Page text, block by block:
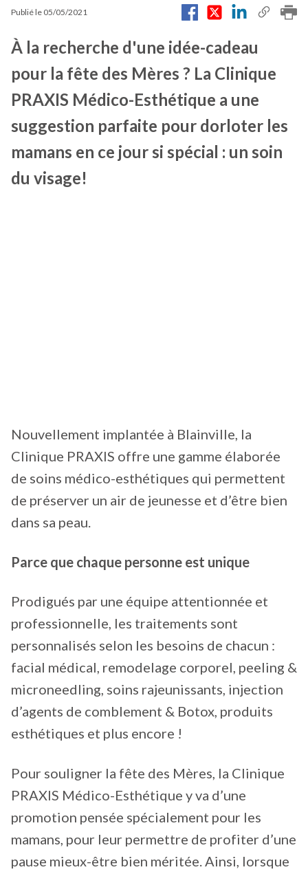
Publié le 05/05/2021
À la recherche d'une idée-cadeau
pour la fête des Mères ? La Clinique
PRAXIS Médico-Esthétique a une
suggestion parfaite pour dorloter les
mamans en ce jour si spécial : un soin
du visage!
Nouvellement implantée à Blainville, la
Clinique PRAXIS offre une gamme élaborée
de soins médico-esthétiques qui permettent
de préserver un air de jeunesse et d’être bien
dans sa peau.
Parce que chaque personne est unique
Prodigués par une équipe attentionnée et
professionnelle, les traitements sont
personnalisés selon les besoins de chacun :
facial médical, remodelage corporel, peeling &
microneedling, soins rajeunissants, injection
d’agents de comblement & Botox, produits
esthétiques et plus encore !
Pour souligner la fête des Mères, la Clinique
PRAXIS Médico-Esthétique y va d’une
promotion pensée spécialement pour les
mamans, pour leur permettre de profiter d’une
pause mieux-être bien méritée. Ainsi, lorsque